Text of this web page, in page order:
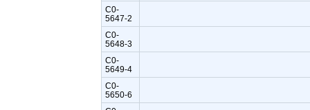
C0-
5647-2
C0-
5648-3
C0-
5649-4
C0-
5650-6